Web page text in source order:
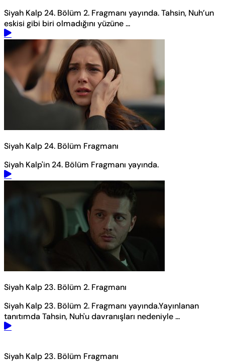
Siyah Kalp 24. Bölüm 2. Fragmanı yayında. Tahsin, Nuh’un
eskisi gibi biri olmadığını yüzüne ...
Siyah Kalp 24. Bölüm Fragmanı
Siyah Kalp'in 24. Bölüm Fragmanı yayında.
Siyah Kalp 23. Bölüm 2. Fragmanı
Siyah Kalp 23. Bölüm 2. Fragmanı yayında.Yayınlanan
tanıtımda Tahsin, Nuh'u davranışları nedeniyle ...
Siyah Kalp 23. Bölüm Fragmanı